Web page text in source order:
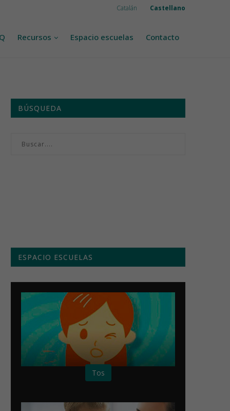
Catalán Castellano
Recursos Espacio escuelas Contacto
BÚSQUEDA
ESPACIO ESCUELAS
Tos